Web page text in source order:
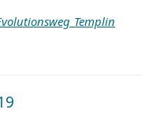
Templin